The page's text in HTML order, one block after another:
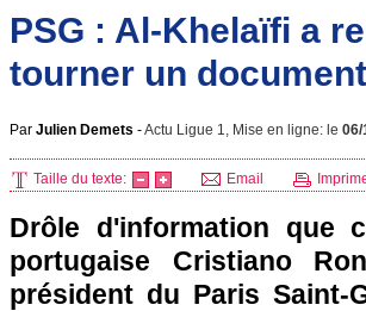
PSG : Al-Khelaïfi a
tourner un
Par Julien Demets -Actu Ligue 1, Mise en ligne: le 06/
Taille du texte: Email
Drôle d'information que
portugaise Cristiano
président du Paris Saint-